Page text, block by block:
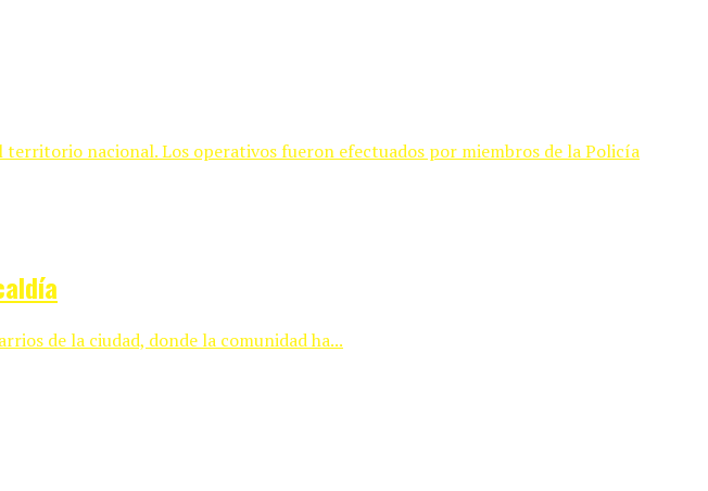
nacional. Los operativos fueron efectuados por miembros de la Policía
de la ciudad, donde la comunidad ha...